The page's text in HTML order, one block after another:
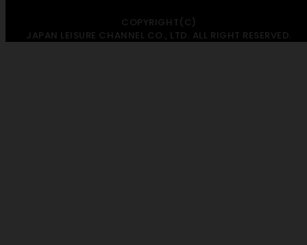
COPYRIGHT(C)
JAPAN LEISURE CHANNEL CO., LTD. ALL RIGHT RESERVED.